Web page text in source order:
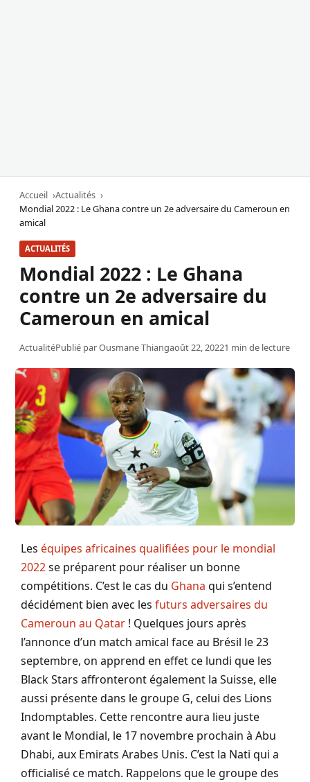
Accueil
Actualités
Mondial 2022 : Le Ghana contre un 2e adversaire du Cameroun en
amical
ACTUALITÉS
Mondial 2022 : Le Ghana
contre un 2e adversaire du
Cameroun en amical
ActualitéPublié parOusmane Thiangaoût 22, 20221 min de lecture
Les équipes africaines qualifiées pour le mondial
2022se préparent pour réaliser un bonne
compétitions. C’est le cas du Ghana qui s’entend
décidément bien avec les futurs adversaires du
Cameroun au Qatar ! Quelques jours après
l’annonce d’un match amical face au Brésil le 23
septembre, on apprend en effet ce lundi que les
Black Stars affronteront également la Suisse, elle
aussi présente dans le groupe G, celui des Lions
Indomptables. Cette rencontre aura lieu juste
avant le Mondial, le 17 novembre prochain à Abu
Dhabi, aux Emirats Arabes Unis. C’est la Nati qui a
officialisé ce match. Rappelons que le groupe des